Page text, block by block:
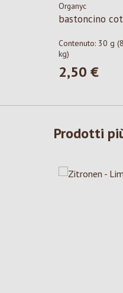
Organyc
bastoncino
Contenuto: 30 g
kg)
Prezzo
2,50 €
Prodotti